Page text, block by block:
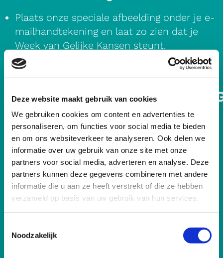
Deze website maakt gebruik van cookies
We gebruiken cookies om content en advertenties te
personaliseren, om functies voor social media te bieden
en om ons websiteverkeer te analyseren. Ook delen we
informatie over uw gebruik van onze site met onze
partners voor social media, adverteren en analyse. Deze
partners kunnen deze gegevens combineren met andere
informatie die u aan ze heeft verstrekt of die ze hebben
verzameld op basis van uw gebruik van hun services.
Noodzakelijk
Plaats onze speciale afbeelding onder je e-
mailhandtekening en laat zo zien dat je
Week van Gelijke Kansen steunt.
Download
E-
mailhandtekening
E-
2. Social media
Volg deLinkedIn-pagina van Week van
Gelijke Kansenen deel deze met mensen
die hier interesse in hebben.
Tag ons via